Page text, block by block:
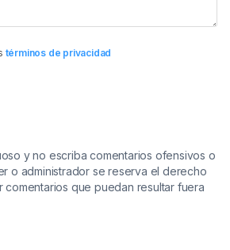
términos de privacidad
y no escriba comentarios ofensivos o
o administrador se reserva el derecho
comentarios que puedan resultar fuera